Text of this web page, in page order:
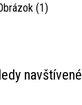
(1)
navštívené